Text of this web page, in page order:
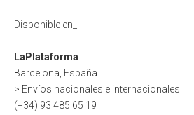
Disponible en_
LaPlataforma
Barcelona, España
> Envíos nacionales e internacionales
(+34) 93 485 65 19